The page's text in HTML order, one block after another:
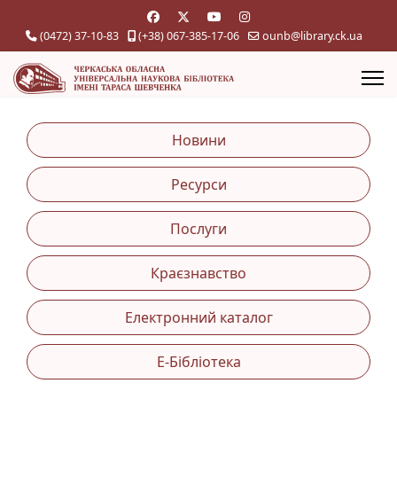
(0472) 37-10-83 (+38) 067-385-17-06 ounb@library.ck.ua
Новини
Ресурси
Послуги
Краєзнавство
Електронний каталог
Е-Бібліотека